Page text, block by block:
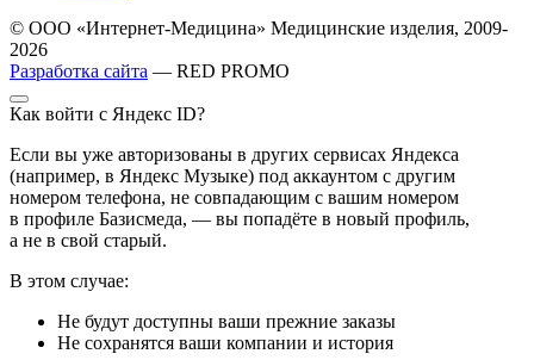
© ООО «Интернет-Медицина» Медицинские изделия, 2009-
2026
Разработка сайта — RED PROMO
Как войти с Яндекс ID?
Если вы уже авторизованы в других сервисах Яндекса
(например, в Яндекс Музыке) под аккаунтом с другим
номером телефона, не совпадающим с вашим номером
в профиле Базисмеда, — вы попадёте в новый профиль,
а не в свой старый.
В этом случае:
Не будут доступны ваши прежние заказы
Не сохранятся ваши компании и история